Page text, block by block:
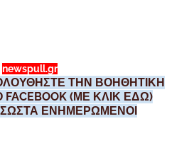
newspull.gr
ΤΗΝ ΒΟΗΘΗΤΙΚΗ
(ΜΕ ΚΛΙΚ ΕΔΩ)
ΣΩΣΤΑ ΕΝΗΜΕΡΩΜΕΝΟΙ